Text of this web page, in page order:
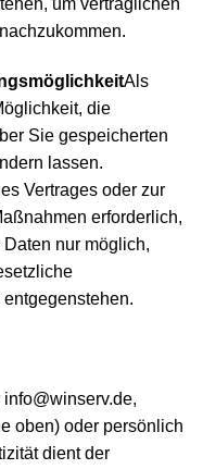
um vertraglichen
Als
die
Sie gespeicherten
lassen.
Vertrages oder zur
erforderlich,
nur möglich,
oben) oder persönlich
dient der